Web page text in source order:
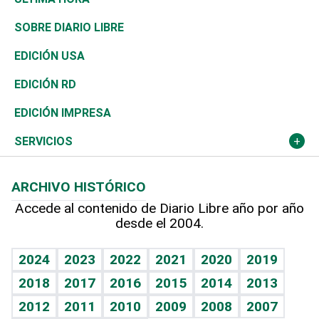
José Boquete
Reportajes
Asia
África
Ocenanía
Caribe
Resto del mundo
Consumo
Vivienda
Telecom.
Global y variable
Economía personal
Belleza
Buena Vida
Sociales
Novedades
Podcast Arte Libre
Hablando con el pediatra
Vida y familia
Eñe
Celebrando la vida
Golf
Ciclismo
Tenis
Olimpismo
Más deportes
TBT Deportivo
De buena tinta
En Directo
El Espía
Noticiero Poteleche
Columnistas
Más firmas
Clima
Tecnología
Historia
Martes de tecnología
Cambio climático
Mundo
Economía
Revista
Deportes
Opinión
Hecho en casa
Guía del dinero
SOBRE DIARIO LIBRE
EDICIÓN USA
EDICIÓN RD
EDICIÓN IMPRESA
SERVICIOS
Cumpleaños
Horóscopos
Crucigramas
ARCHIVO HISTÓRICO
Accede al contenido de Diario Libre año por año
desde el 2004.
2024 2023 2022 2021 2020
2019
2018
2017 2016 2015 2014
2013
2012
2011 2010 2009 2008 2007